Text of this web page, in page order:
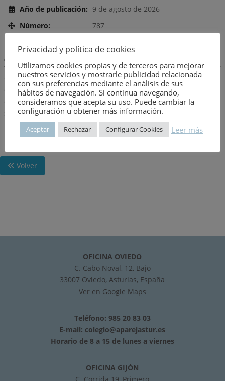
Año de publicación: 9 de agosto de 2026
Número:
787
Contiene las distancias reducidas al horizonte y las tangentes o
diferencia de nivel en todos los ángulos desde 70º a 130º
calculadas de 1 en 1 para generadores de 1 a 400 metros
seguidas de un apéndice con las tablas de senos y cosenos
naturales de 0º a 50º.
Volver
OFICINA OVIEDO
C. Cabo Noval, 12, Bajo
33007 Oviedo, Asturias, España
Ver en Google Maps
Teléfono: 985 20 83 03
E-mail: colegio@aparejastur.es
Horario de 8 a 15 de lunes a viernes
OFICINA GIJÓN
Privacidad y política de cookies
Utilizamos cookies propias y de terceros para mejorar
nuestros servicios y mostrarle publicidad relacionada
con sus preferencias mediante el análisis de sus
hábitos de navegación. Si continua navegando,
consideramos que acepta su uso. Puede cambiar la
configuración u obtener más información.
Aceptar Rechazar Configurar Cookies Leer más